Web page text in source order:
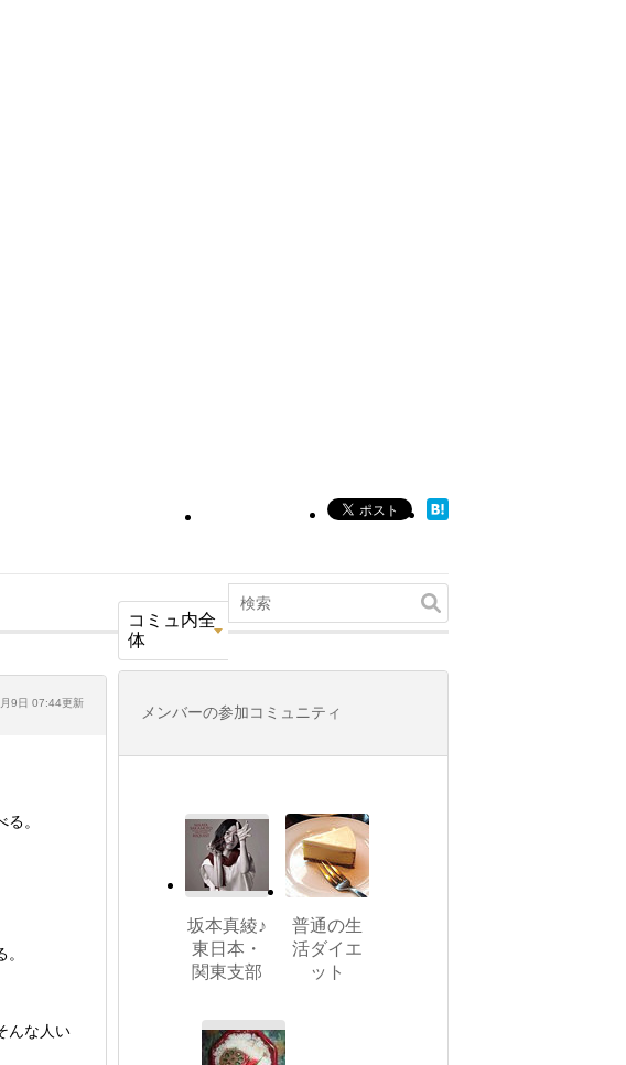
コミュ内全
体
9日 07:44更新
。
んな人い
メンバーの参加コミュニティ
坂本真綾♪
東日本・
関東支部
普通の生
活ダイエ
ット